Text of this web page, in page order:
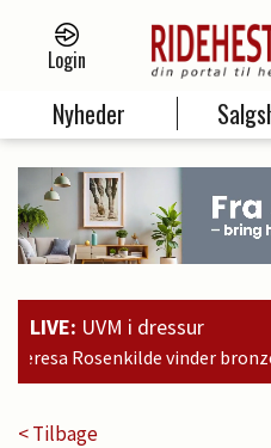
Login
Nyheder
LIVE: UVM i dressur
i finalen for 7-års
< Tilbage